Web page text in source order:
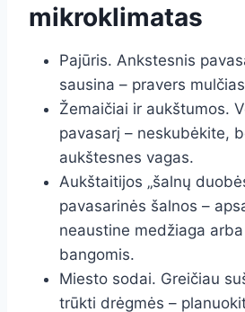
mikroklimatas
Pajūris. Ankstesnis
sausina – pravers
Žemaičiai ir aukštumos.
pavasarį – neskubėkite,
aukštesnes vagas.
Aukštaitijos „šalnų
pavasarinės šalnos –
neaustine medžiaga
bangomis.
Miesto sodai. Greičiau
trūkti drėgmės –